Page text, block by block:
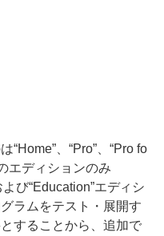
、“Pro”、“Pro fo
エディションのみ
び“Education”エディシ
ラムをテスト・展開す
することから、追加で